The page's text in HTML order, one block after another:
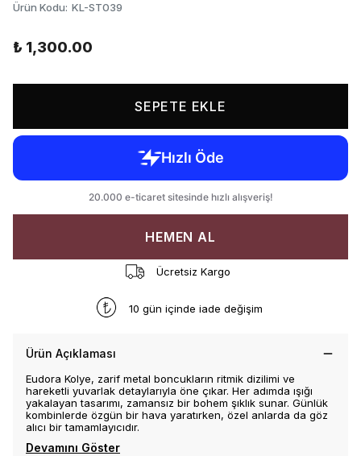
Ürün Kodu: KL-ST039
₺ 1,300.00
SEPETE EKLE
HEMEN AL
Ücretsiz Kargo
10 gün içinde iade değişim
Ürün Açıklaması
Eudora Kolye, zarif metal boncukların ritmik dizilimi ve
hareketli yuvarlak detaylarıyla öne çıkar. Her adımda ışığı
yakalayan tasarımı, zamansız bir bohem şıklık sunar. Günlük
kombinlerde özgün bir hava yaratırken, özel anlarda da göz
alıcı bir tamamlayıcıdır.
Devamını Göster